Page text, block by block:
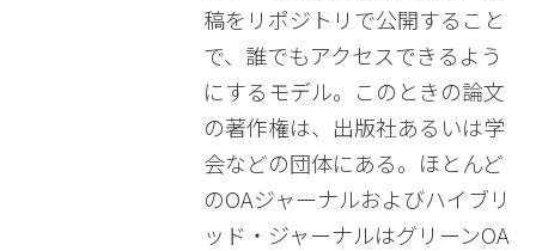
稿をリポジトリで公開すること
で、誰でもアクセスできるよう
にするモデル。このときの論文
の著作権は、出版社あるいは学
会などの団体にある。ほとんど
のOAジャーナルおよびハイブリ
ッド・ジャーナルはグリーンOA